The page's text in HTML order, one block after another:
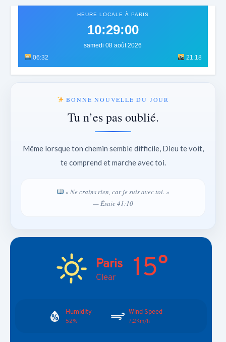
HEURE LOCALE À PARIS
10:29:03
samedi 08 août 2026
06:32
21:18
BONNE NOUVELLE DU JOUR
Tu n’es pas oublié.
Même lorsque ton chemin semble difficile, Dieu te voit,
te comprend et marche avec toi.
« Ne crains rien, car je suis avec toi. »
— Ésaïe 41:10
Paris
Clear 15°
Humidity
52%
Wind Speed
7.2Km/h